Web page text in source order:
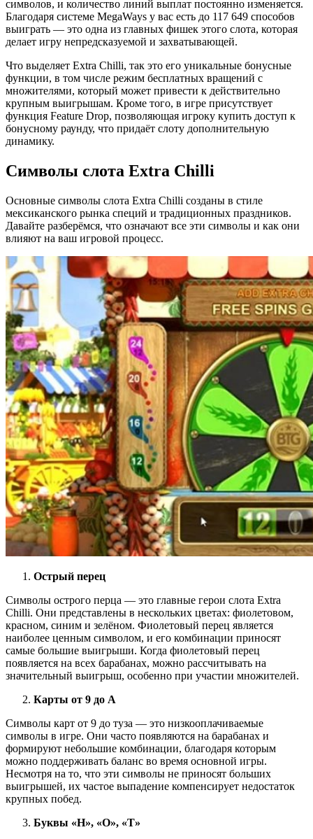
символов, и количество линий выплат постоянно изменяется.
Благодаря системе MegaWays у вас есть до 117 649 способов
выиграть — это одна из главных фишек этого слота, которая
делает игру непредсказуемой и захватывающей.
Что выделяет Extra Chilli, так это его уникальные бонусные
функции, в том числе режим бесплатных вращений с
множителями, который может привести к действительно
крупным выигрышам. Кроме того, в игре присутствует
функция Feature Drop, позволяющая игроку купить доступ к
бонусному раунду, что придаёт слоту дополнительную
динамику.
Символы слота Extra Chilli
Основные символы слота Extra Chilli созданы в стиле
мексиканского рынка специй и традиционных праздников.
Давайте разберёмся, что означают все эти символы и как они
влияют на ваш игровой процесс.
Острый перец
Символы острого перца — это главные герои слота Extra
Chilli. Они представлены в нескольких цветах: фиолетовом,
красном, синим и зелёном. Фиолетовый перец является
наиболее ценным символом, и его комбинации приносят
самые большие выигрыши. Когда фиолетовый перец
появляется на всех барабанах, можно рассчитывать на
значительный выигрыш, особенно при участии множителей.
Карты от 9 до A
Символы карт от 9 до туза — это низкооплачиваемые
символы в игре. Они часто появляются на барабанах и
формируют небольшие комбинации, благодаря которым
можно поддерживать баланс во время основной игры.
Несмотря на то, что эти символы не приносят больших
выигрышей, их частое выпадение компенсирует недостаток
крупных побед.
Буквы «H», «O», «T»